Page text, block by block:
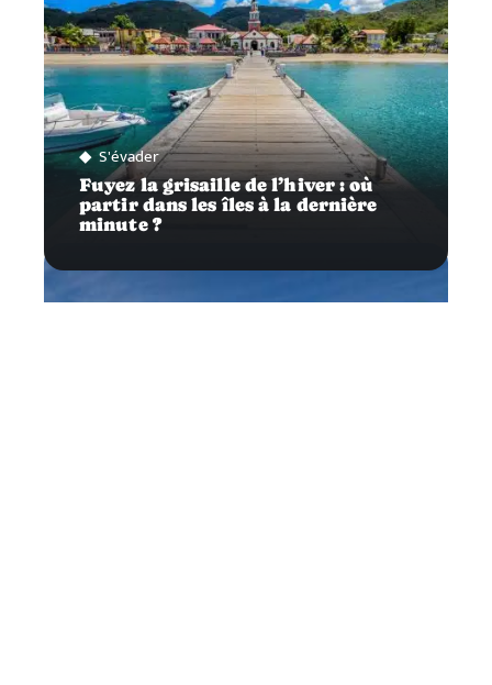
S'évader
Fuyez la grisaille de l’hiver : où
partir dans les îles à la dernière
minute ?